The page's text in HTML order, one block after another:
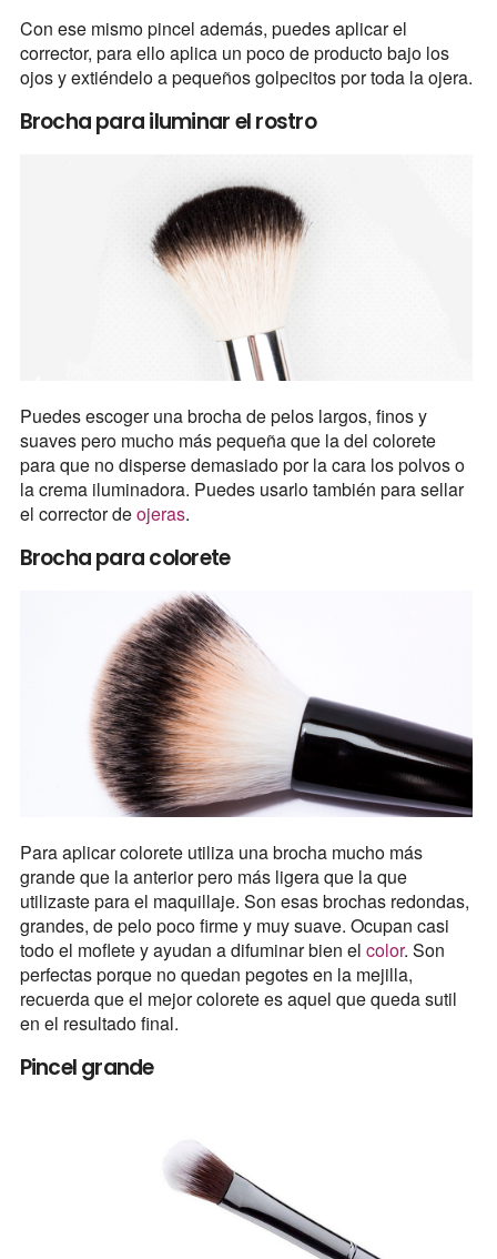
Con ese mismo pincel además, puedes aplicar el
corrector, para ello aplica un poco de producto bajo los
ojos y extiéndelo a pequeños golpecitos por toda la ojera.
Brocha para iluminar el rostro
Puedes escoger una brocha de pelos largos, finos y
suaves pero mucho más pequeña que la del colorete
para que no disperse demasiado por la cara los polvos o
la crema iluminadora. Puedes usarlo también para sellar
el corrector deojeras.
Brocha para colorete
Para aplicar colorete utiliza una brocha mucho más
grande que la anterior pero más ligera que la que
utilizaste para el maquillaje. Son esas brochas redondas,
grandes, de pelo poco firme y muy suave. Ocupan casi
todo el moflete y ayudan a difuminar bien el color. Son
perfectas porque no quedan pegotes en la mejilla,
recuerda que el mejor colorete es aquel que queda sutil
en el resultado final.
Pincel grande